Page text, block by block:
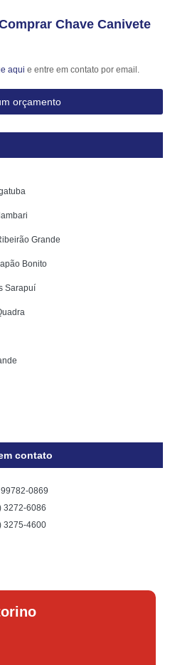
Chave Canivete
aqui e entre em contato por email.
orçamento
Grande
Bonito
Sarapuí
contato
0869
3272-6086
3275-4600